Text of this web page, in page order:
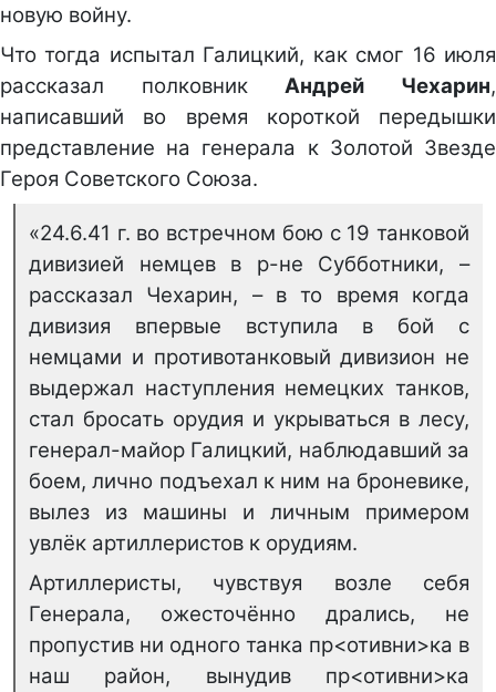
новую войну.
Что тогда испытал Галицкий, как смог 16 июля
рассказал полковникАндрей Чехарин,
написавший во время короткой передышки
представление на генерала к Золотой Звезде
Героя Советского Союза.
«24.6.41 г. во встречном бою с 19 танковой
дивизией немцев в р-не Субботники, –
рассказал Чехарин, – в то время когда
дивизия впервые вступила в бой с
немцами и противотанковый дивизион не
выдержал наступления немецких танков,
стал бросать орудия и укрываться в лесу,
генерал-майор Галицкий, наблюдавший за
боем, лично подъехал к ним на броневике,
вылез из машины и личным примером
увлёк артиллеристов к орудиям.
Артиллеристы, чувствуя возле себя
Генерала, ожесточённо дрались, не
пропустив ни одного танка пр<отивни>ка в
наш район, вынудив пр<отивни>ка